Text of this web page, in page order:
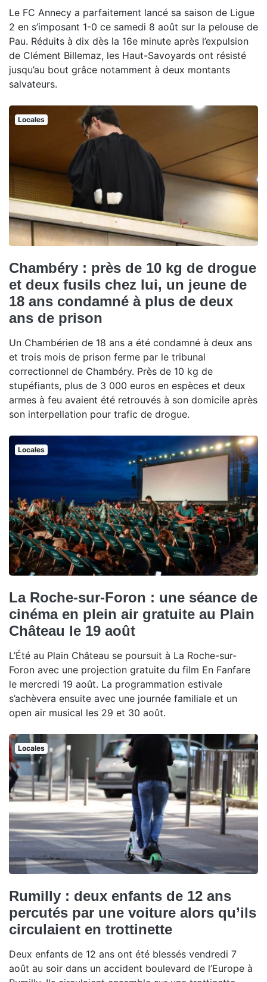
Le FC Annecy a parfaitement lancé sa saison de Ligue
2 en s’imposant 1-0 ce samedi 8 août sur la pelouse de
Pau. Réduits à dix dès la 16e minute après l’expulsion
de Clément Billemaz, les Haut-Savoyards ont résisté
jusqu’au bout grâce notamment à deux montants
salvateurs.
Locales
Chambéry : près de 10 kg de drogue
et deux fusils chez lui, un jeune de
18 ans condamné à plus de deux
ans de prison
Un Chambérien de 18 ans a été condamné à deux ans
et trois mois de prison ferme par le tribunal
correctionnel de Chambéry. Près de 10 kg de
stupéfiants, plus de 3 000 euros en espèces et deux
armes à feu avaient été retrouvés à son domicile après
son interpellation pour trafic de drogue.
Locales
La Roche-sur-Foron : une séance de
cinéma en plein air gratuite au Plain
Château le 19 août
L’Été au Plain Château se poursuit à La Roche-sur-
Foron avec une projection gratuite du film En Fanfare
le mercredi 19 août. La programmation estivale
s’achèvera ensuite avec une journée familiale et un
open air musical les 29 et 30 août.
Locales
Rumilly : deux enfants de 12 ans
percutés par une voiture alors qu’ils
circulaient en trottinette
Deux enfants de 12 ans ont été blessés vendredi 7
août au soir dans un accident boulevard de l’Europe à